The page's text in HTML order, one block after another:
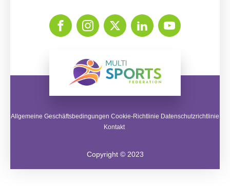
Allgemeine Geschäftsbedingungen Cookie-Richtlinie Datenschutzrichtlinie
Kontakt
Copyright © 2023